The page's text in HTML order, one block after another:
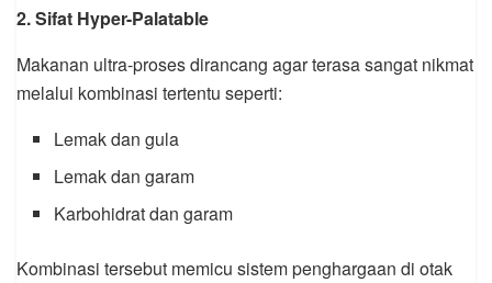
2. Sifat Hyper-Palatable
Makanan ultra-proses dirancang agar terasa sangat nikmat
melalui kombinasi tertentu seperti:
Lemak dan gula
Lemak dan garam
Karbohidrat dan garam
Kombinasi tersebut memicu sistem penghargaan di otak